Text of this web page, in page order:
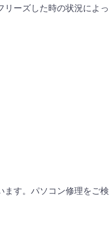
ーズした時の状況によっ
す。パソコン修理をご検